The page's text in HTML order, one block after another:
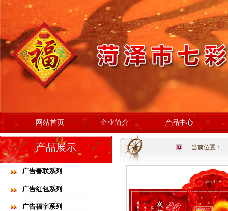
网站首页 企业简介 产品中心
产品展示
广告春联系列
广告红包系列
广告福字系列
当前位置：